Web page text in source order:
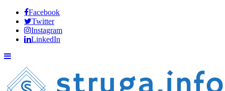
Facebook
Twitter
Instagram
LinkedIn